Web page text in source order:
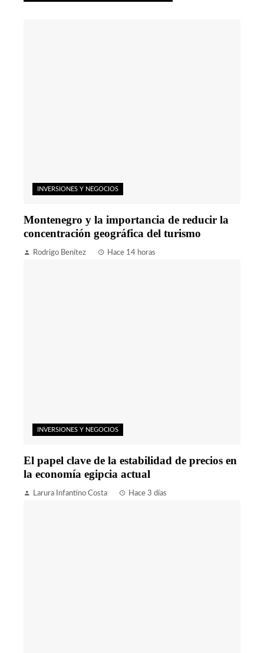
INVERSIONES Y NEGOCIOS
Montenegro y la importancia de reducir la
concentración geográfica del turismo
Rodrigo Benítez Hace 14 horas
INVERSIONES Y NEGOCIOS
El papel clave de la estabilidad de precios en
la economía egipcia actual
Larura Infantino Costa Hace 3 días